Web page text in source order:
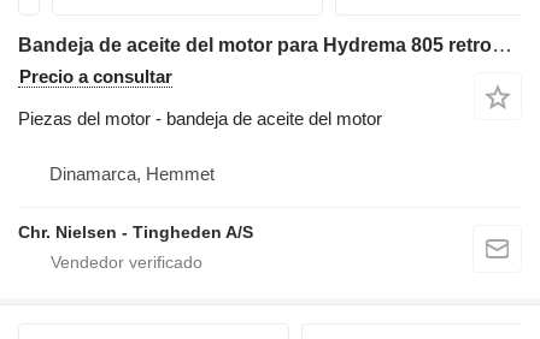
Bandeja de aceite del motor para Hydrema 805 retroexcavadora
Precio a consultar
Piezas del motor - bandeja de aceite del motor
Dinamarca, Hemmet
Chr. Nielsen - Tingheden A/S